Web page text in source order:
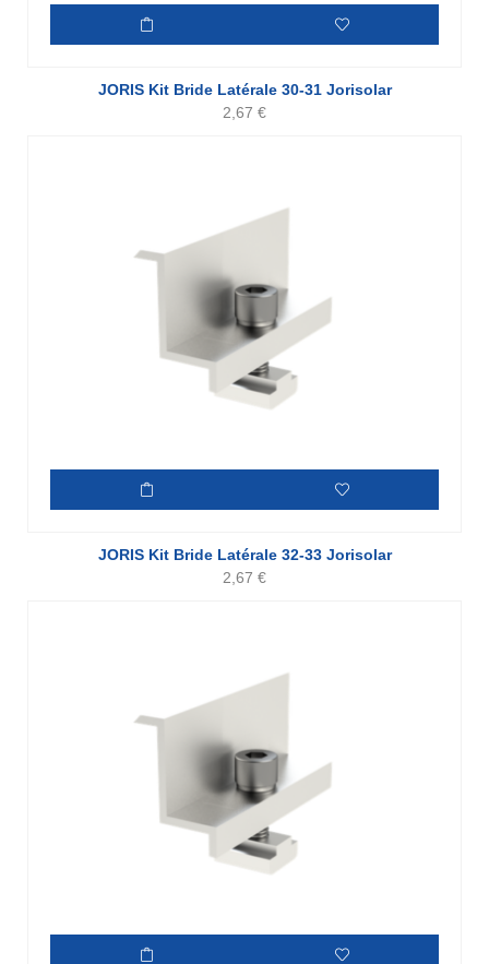
JORIS Kit Bride Latérale 30-31 Jorisolar
2,67 €
JORIS Kit Bride Latérale 32-33 Jorisolar
2,67 €